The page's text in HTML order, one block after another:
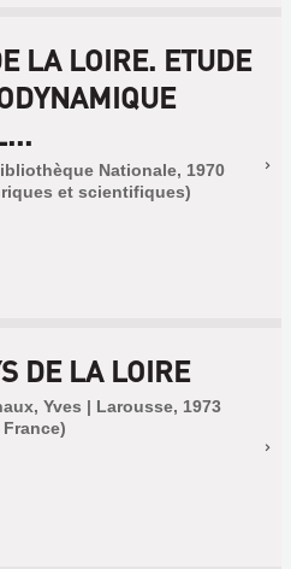
LA LOIRE. ETUDE
Nationale, 1970
et scientifiques)
DE LA LOIRE
Yves | Larousse, 1973